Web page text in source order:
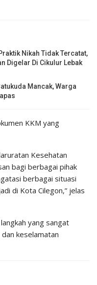
Nikah Tidak Tercatat,
Digelar Di Cikulur Lebak
Mancak, Warga
KKM yang
Kesehatan
bagi berbagai pihak
berbagai situasi
di Kota Cilegon,” jelas
yang sangat
keselamatan